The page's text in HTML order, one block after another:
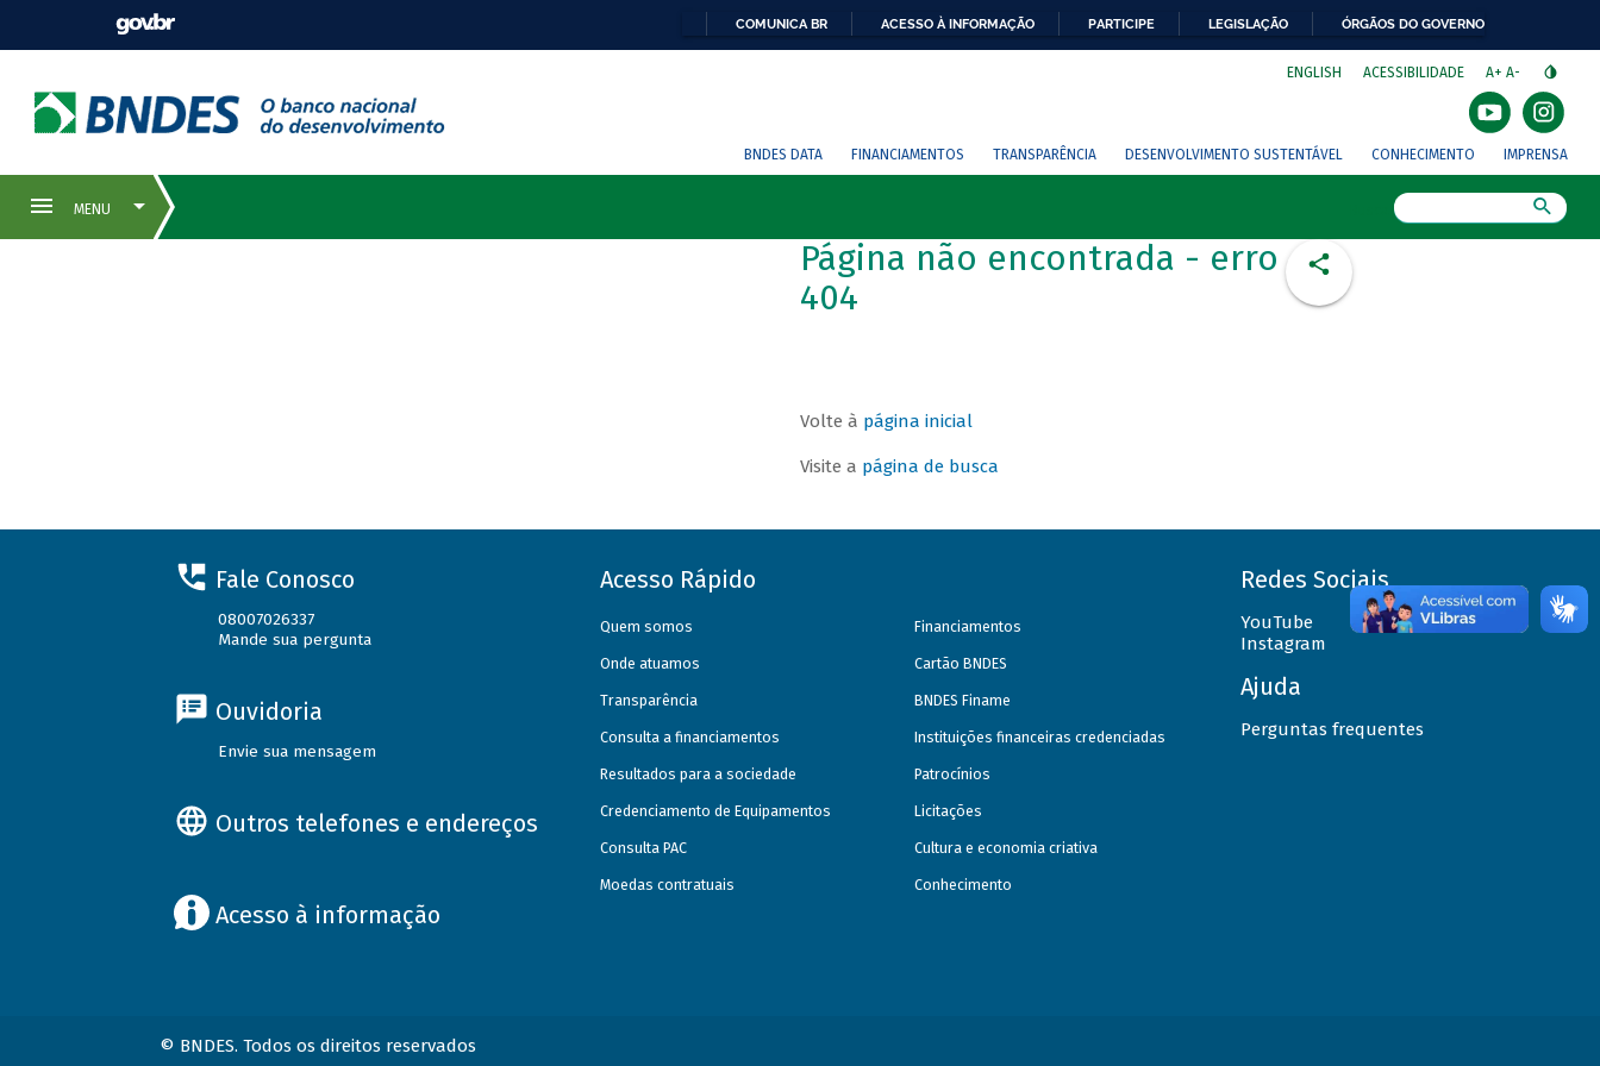
COMUNICA BR ACESSO À INFORMAÇÃO PARTICIPE LEGISLAÇÃO ÓRGÃOS DO GOVERNO
ENGLISH ACESSIBILIDADE A+ A-
BNDES DATA FINANCIAMENTOS TRANSPARÊNCIA DESENVOLVIMENTO SUSTENTÁVEL CONHECIMENTO IMPRENSA
Página não encontrada - erro
404
Volte à página inicial
Visite a página de busca
Fale Conosco
08007026337
Mande sua pergunta
Ouvidoria
Envie sua mensagem
Outros telefones e endereços
Acesso à informação
Acesso Rápido
Quem somos
Onde atuamos
Transparência
Consulta a financiamentos
Resultados para a sociedade
Credenciamento de Equipamentos
Consulta PAC
Moedas contratuais
Financiamentos
Cartão BNDES
BNDES Finame
Instituições financeiras credenciadas
Patrocínios
Licitações
Cultura e economia criativa
Conhecimento
Redes Sociais
YouTube
Instagram
Ajuda
Perguntas frequentes
© BNDES. Todos os direitos reservados